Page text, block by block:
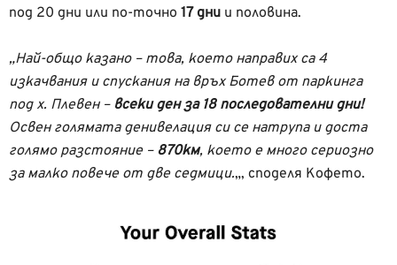
под 20 дни или по-точно 17 дни и половина.
„Най-общо казано – това, което направих са 4
изкачвания и спускания на връх Ботев от паркинга
под х. Плевен – всеки ден за 18 последователни дни!
Освен голямата денивелация си се натрупа и доста
голямо разстояние – 870км, което е много сериозно
за малко повече от две седмици.„, споделя Кофето.